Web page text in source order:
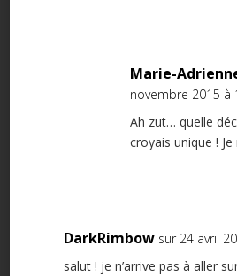
Marie-
novembre 2015 à
Ah zut… quelle
croyais unique !
DarkRimbow sur 24 avril
salut ! je n’arrive pas à aller